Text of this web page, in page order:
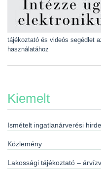
tájékoztató és videós segédlet
használatához
Kiemelt
Ismételt ingatlanárverési
Közlemény
Lakossági tájékoztató –